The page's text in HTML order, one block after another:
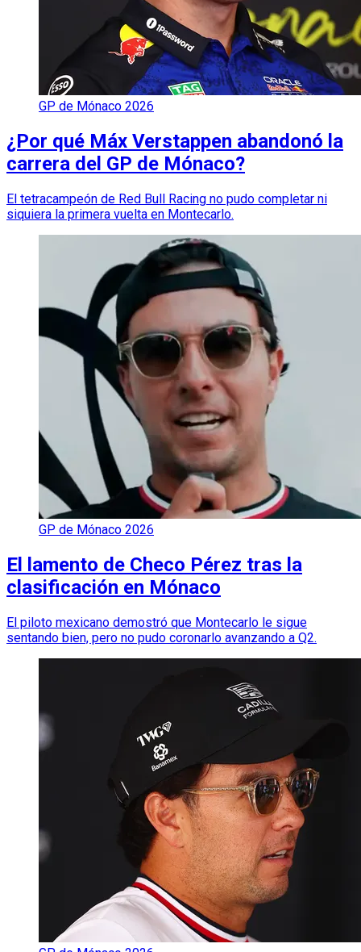
GP de Mónaco 2026
¿Por qué Máx Verstappen abandonó la
carrera del GP de Mónaco?
El tetracampeón de Red Bull Racing no pudo completar ni
siquiera la primera vuelta en Montecarlo.
GP de Mónaco 2026
El lamento de Checo Pérez tras la
clasificación en Mónaco
El piloto mexicano demostró que Montecarlo le sigue
sentando bien, pero no pudo coronarlo avanzando a Q2.